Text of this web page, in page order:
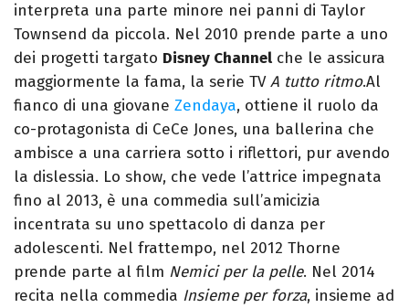
interpreta una parte minore nei panni di Taylor
Townsend da piccola. Nel 2010 prende parte a uno
dei progetti targato Disney Channel che le assicura
maggiormente la fama, la serie TVA tutto ritmo.Al
fianco di una giovane Zendaya, ottiene il ruolo da
co-protagonista di CeCe Jones, una ballerina che
ambisce a una carriera sotto i riflettori, pur avendo
la dislessia. Lo show, che vede l’attrice impegnata
fino al 2013, è una commedia sull’amicizia
incentrata su uno spettacolo di danza per
adolescenti. Nel frattempo, nel 2012 Thorne
prende parte al film Nemici per la pelle. Nel 2014
recita nella commedia Insieme per forza, insieme ad